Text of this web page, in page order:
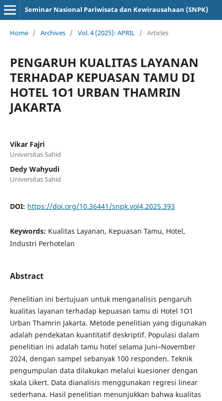
Seminar Nasional Pariwisata dan Kewirausahaan (SNPK)
Home / Archives / Vol. 4 (2025): APRIL / Articles
PENGARUH KUALITAS LAYANAN
TERHADAP KEPUASAN TAMU DI
HOTEL 1O1 URBAN THAMRIN
JAKARTA
Vikar Fajri
Universitas Sahid
Dedy Wahyudi
Universitas Sahid
DOI: https://doi.org/10.36441/snpk.vol4.2025.393
Keywords: Kualitas Layanan, Kepuasan Tamu, Hotel,
Industri Perhotelan
Abstract
Penelitian ini bertujuan untuk menganalisis pengaruh
kualitas layanan terhadap kepuasan tamu di Hotel 1O1
Urban Thamrin Jakarta. Metode penelitian yang digunakan
adalah pendekatan kuantitatif deskriptif. Populasi dalam
penelitian ini adalah tamu hotel selama Juni–November
2024, dengan sampel sebanyak 100 responden. Teknik
pengumpulan data dilakukan melalui kuesioner dengan
skala Likert. Data dianalisis menggunakan regresi linear
sederhana. Hasil penelitian menunjukkan bahwa kualitas